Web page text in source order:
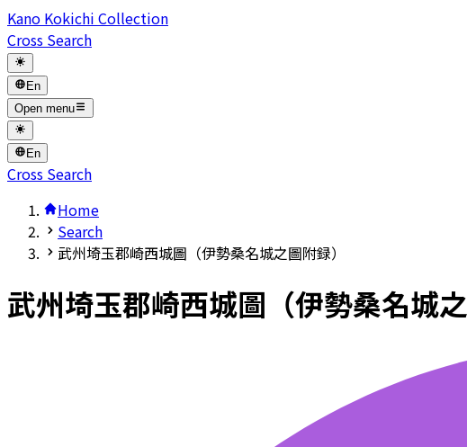
Kano Kokichi Collection
Cross Search
En
Open menu
En
Cross Search
Home
Search
武州埼玉郡崎西城圖（伊勢桑名城之圖附録）
武州埼玉郡崎西城圖（伊勢桑名城之